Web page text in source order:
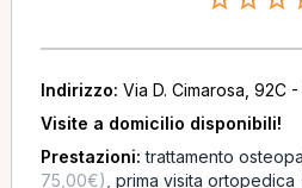
Indirizzo: Via D. Cimarosa, 92C
Visite a domicilio disponibili!
Prestazioni:trattamento
75,00€) prima visita ortopedica